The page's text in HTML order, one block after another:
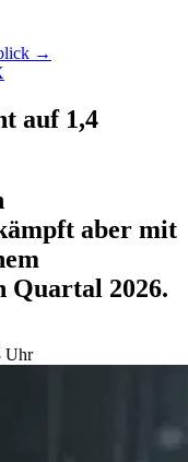
→
auf 1,4
aber mit
Quartal 2026.
Uhr